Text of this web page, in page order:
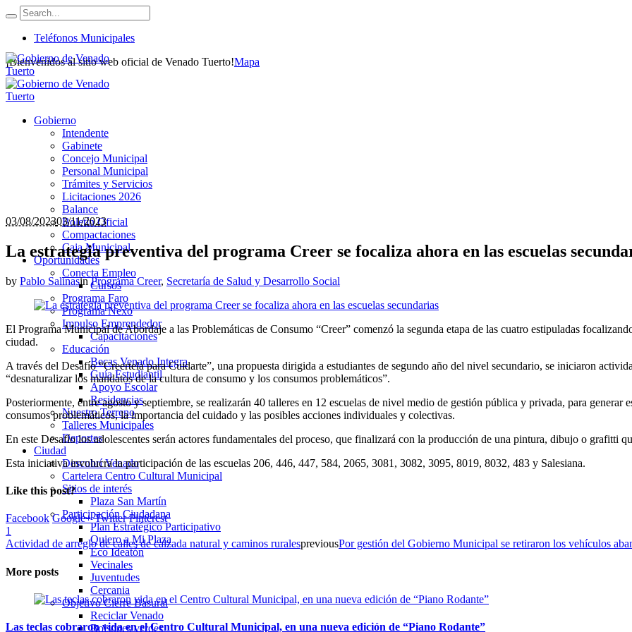
Teléfonos Municipales
¡Bienvenidos al sitio web oficial de Venado Tuerto!Mapa
Gobierno
Intendente
Gabinete
Concejo Municipal
Personal Municipal
Trámites y Servicios
Licitaciones 2026
Balance
Boletín Oficial
Compactaciones
Caja Municipal
Oportunidades
Conecta Empleo
Cursos
Programa Faro
Programa Nexo
Impulso Emprendedor
Capacitaciones
Educación
Becas Venado Integra
Guía Estudiantil
Apoyo Escolar
Residencias
Nuestro Terreno
Talleres Municipales
Deportes
Ciudad
Descubrí Venado
Cartelera Centro Cultural Municipal
Sitios de interés
Plaza San Martín
Participación Ciudadana
Plan Estratégico Participativo
Quiero a Mi Plaza
Eco Ideatón
Vecinales
Juventudes
Cercania
Objetivo Cierre Basural
Reciclar Venado
Bolsones verdes
03/08/202303/11/2023
La estrategia preventiva del programa Creer se focaliza ahora en las escuelas
by Pablo SalinasinPrograma Creer, Secretaría de Salud y Desarrollo Social
El Programa Municipal de Abordaje a las Problemáticas de Consumo “Creer” comenzó la segunda etapa de las cuatro estipuladas
ciudad.
A través del Desafío “Creertela para Cuidarte”, una propuesta dirigida a estudiantes de segundo año del nivel secundario, se iniciaron
“desnaturalizar los mandatos de la cultura de consumo y los consumos problemáticos”.
Posteriormente, entre agosto y septiembre, se realizarán 40 talleres en 12 escuelas de nivel medio de gestión pública y privada, para
consumos problemáticos, la importancia del cuidado y las posibles acciones individuales y colectivas.
En este Desafío los adolescentes serán actores fundamentales del proceso, que finalizará con la producción de una pintura, dibujo o grafitti
Esta iniciativa involucra la participación de las escuelas 206, 446, 447, 584, 2065, 3081, 3082, 3095, 8019, 8032, 483 y Salesiana.
Like this post?
Facebook Google+ Twitter Pinterest
1
Actividad de arreglo de calles de calzada natural y caminos ruralespreviousPor gestión del Gobierno Municipal se retiraron los vehículos
More posts
Las teclas cobraron vida en el Centro Cultural Municipal, en una nueva edición de “Piano Rodante”